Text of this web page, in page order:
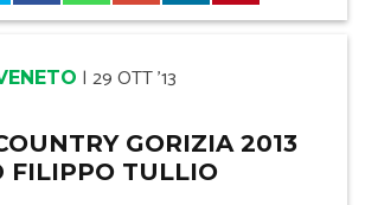
| 29 OTT '13
GORIZIA 2013
FILIPPO TULLIO